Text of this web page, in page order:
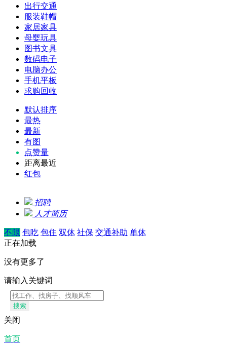
出行交通
服装鞋帽
家居家具
母婴玩具
图书文具
数码电子
电脑办公
手机平板
求购回收
默认排序
最热
最新
有图
点赞量
距离最近
红包
招聘
人才简历
不限 包吃 包住 双休 社保 交通补助 单休
正在加载
没有更多了
请输入关键词
搜索
关闭
首页